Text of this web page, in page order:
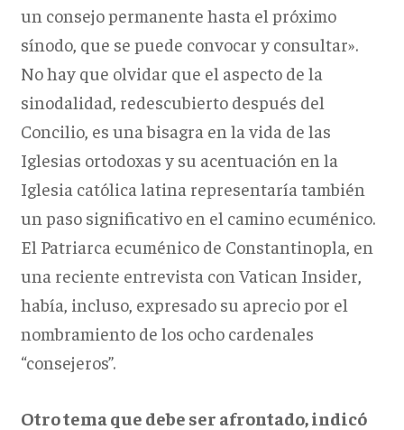
un consejo permanente hasta el próximo
sínodo, que se puede convocar y consultar».
No hay que olvidar que el aspecto de la
sinodalidad, redescubierto después del
Concilio, es una bisagra en la vida de las
Iglesias ortodoxas y su acentuación en la
Iglesia católica latina representaría también
un paso significativo en el camino ecuménico.
El Patriarca ecuménico de Constantinopla, en
una reciente entrevista con Vatican Insider,
había, incluso, expresado su aprecio por el
nombramiento de los ocho cardenales
“consejeros”.
Otro tema que debe ser afrontado, indicó